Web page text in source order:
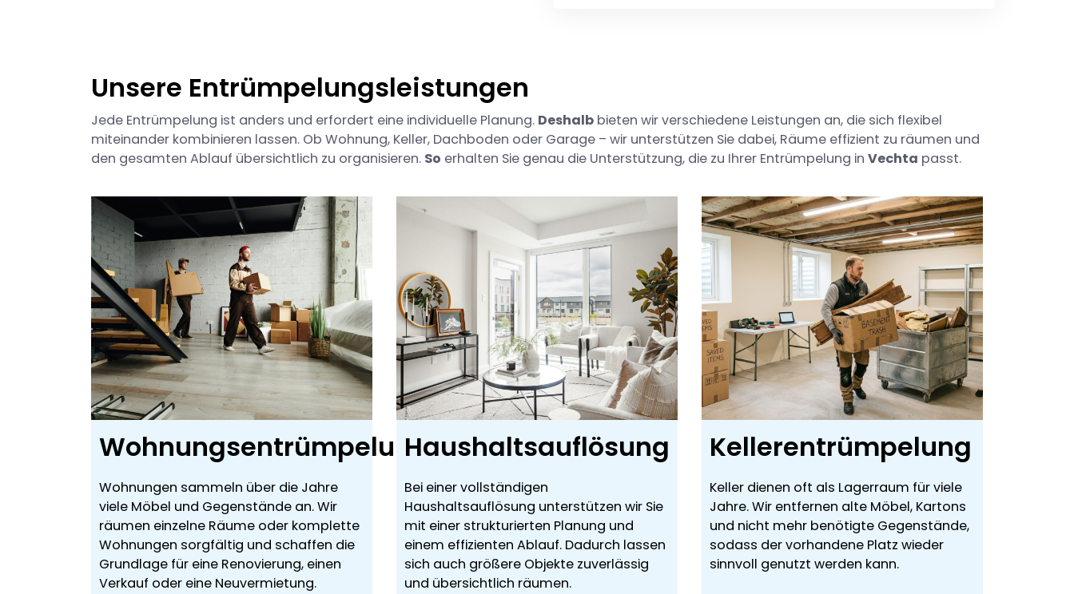
Unsere Entrümpelungsleistungen
Jede Entrümpelung ist anders und erfordert eine individuelle Planung. Deshalb bieten wir verschiedene Leistungen an, die sich flexibel
miteinander kombinieren lassen. Ob Wohnung, Keller, Dachboden oder Garage – wir unterstützen Sie dabei, Räume effizient zu räumen und
den gesamten Ablauf übersichtlich zu organisieren. So erhalten Sie genau die Unterstützung, die zu Ihrer Entrümpelung in Vechta passt.
Wohnungsentrümpelung
Wohnungen sammeln über die Jahre
viele Möbel und Gegenstände an. Wir
räumen einzelne Räume oder komplette
Wohnungen sorgfältig und schaffen die
Grundlage für eine Renovierung, einen
Verkauf oder eine Neuvermietung.
Haushaltsauflösung
Bei einer vollständigen
Haushaltsauflösung unterstützen wir Sie
mit einer strukturierten Planung und
einem effizienten Ablauf. Dadurch lassen
sich auch größere Objekte zuverlässig
und übersichtlich räumen.
Kellerentrümpelung
Keller dienen oft als Lagerraum für viele
Jahre. Wir entfernen alte Möbel, Kartons
und nicht mehr benötigte Gegenstände,
sodass der vorhandene Platz wieder
sinnvoll genutzt werden kann.